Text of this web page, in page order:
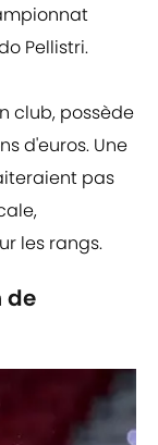
Pellistri.
club, possède
d'euros. Une
pas
les rangs.
de